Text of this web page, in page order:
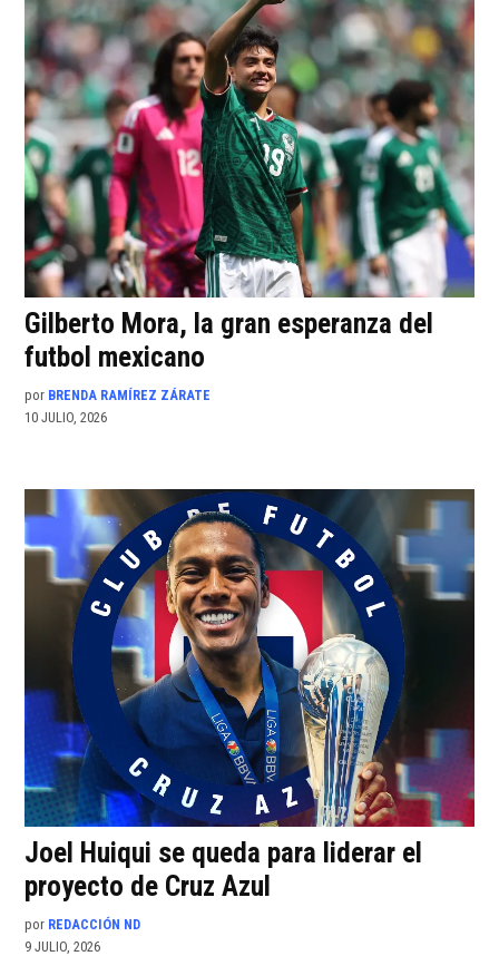
Gilberto Mora, la gran esperanza del
futbol mexicano
por BRENDA RAMÍREZ ZÁRATE
10 JULIO, 2026
Joel Huiqui se queda para liderar el
proyecto de Cruz Azul
por REDACCIÓN ND
9 JULIO, 2026